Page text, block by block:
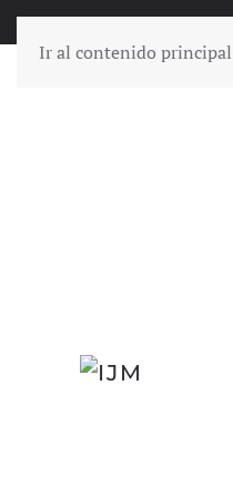
Ir al contenido principal